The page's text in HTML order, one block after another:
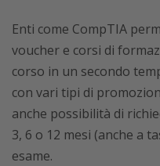
Enti come CompTIA
voucher e corsi di
corso in un secondo
con vari tipi di
anche possibilità di
3, 6 o 12 mesi (anche a
esame.